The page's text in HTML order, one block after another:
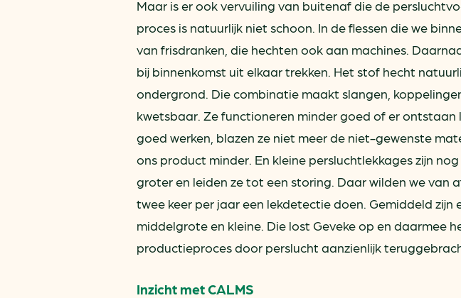
Maar is er ook vervuiling van buitenaf die de
proces is natuurlijk niet schoon. In de flessen die we
van frisdranken, die hechten ook aan machines.
bij binnenkomst uit elkaar trekken. Het stof hecht
ondergrond. Die combinatie maakt slangen,
kwetsbaar. Ze functioneren minder goed of er ontstaan
goed werken, blazen ze niet meer de niet-gewenste
ons product minder. En kleine persluchtlekkages zijn
groter en leiden ze tot een storing. Daar wilden we van
twee keer per jaar een lekdetectie doen. Gemiddeld
middelgrote en kleine. Die lost Geveke op en daarmee
productieproces door perslucht aanzienlijk
Inzicht met CALMS